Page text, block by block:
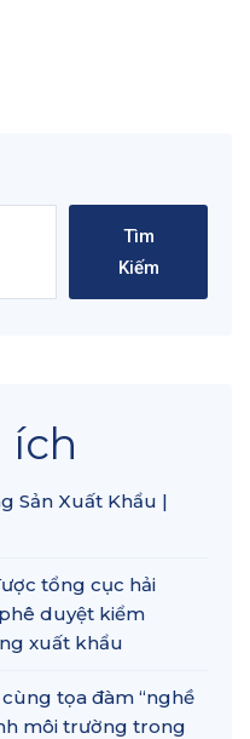
Tìm
Kiếm
ích
Sản Xuất Khẩu |
tổng cục hải
duyệt kiểm
xuất khẩu
tọa đàm “nghề
môi trường trong